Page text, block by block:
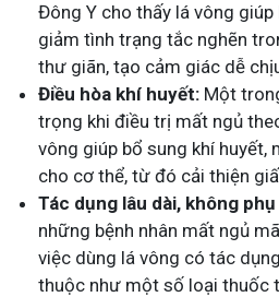
Đông Y cho thấy lá vông
giảm tình trạng tắc nghẽn
thư giãn, tạo cảm giác dễ
Điều hòa khí huyết: Một
trọng khi điều trị mất ngủ
vông giúp bổ sung khí huyết,
cho cơ thể, từ đó cải thiện
Tác dụng lâu dài, không
những bệnh nhân mất ngủ
việc dùng lá vông có tác
thuộc như một số loại thuốc